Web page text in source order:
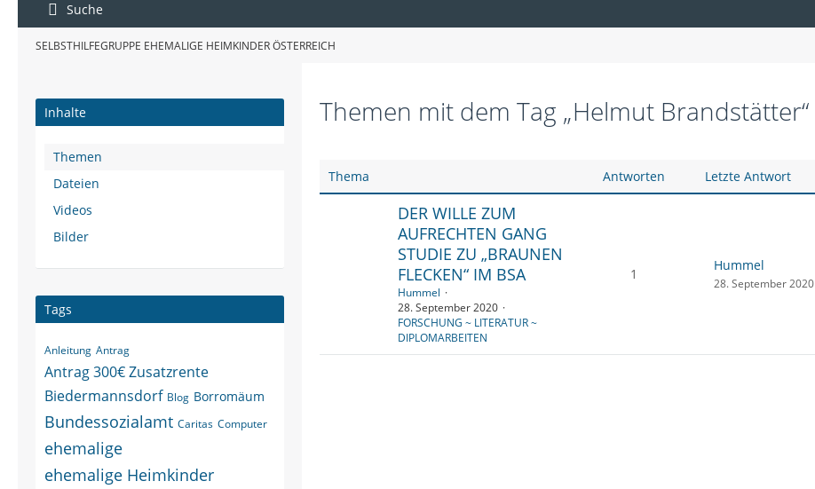
Suche
SELBSTHILFEGRUPPE EHEMALIGE HEIMKINDER ÖSTERREICH
Inhalte
Themen
Dateien
Videos
Bilder
Tags
Anleitung Antrag
Antrag 300€ Zusatzrente
Biedermannsdorf Blog Borromäum
Bundessozialamt Caritas Computer
ehemalige
ehemalige Heimkinder
Themen mit dem Tag „Helmut Brandstätter“
Thema Antworten Letzte Antwort
DER WILLE ZUM
AUFRECHTEN GANG
STUDIE ZU „BRAUNEN
FLECKEN“ IM BSA
Hummel
28. September 2020
FORSCHUNG ~ LITERATUR ~
DIPLOMARBEITEN
1
Hummel
28. September 2020